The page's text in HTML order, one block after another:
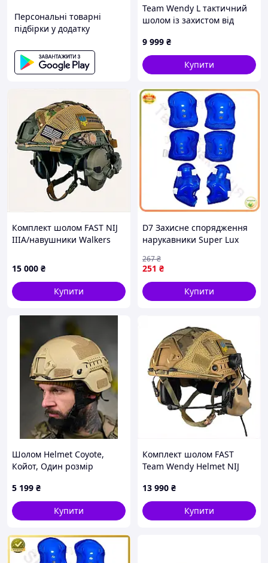
Персональні товарні
підбірки у додатку
Team Wendy L тактичний
шолом із захистом від
9 999 ₴
Купити
Комплект шолом FAST NIJ
IIIA/навушники Walkers
кавер M Мультикам,
8M8A116A80
15 000 ₴
Купити
D7 Захисне спорядження
нарукавники Super Lux
сітці сині для спорту та
активн MOD58L
251 ₴
267₴
Купити
Шолом Helmet Coyote,
Койот, Один розмір
5 199 ₴
Купити
Комплект шолом FAST
Team Wendy Helmet NIJ
M32H MOD3/кавер S Койот
T881169X0A
13 990 ₴
Купити